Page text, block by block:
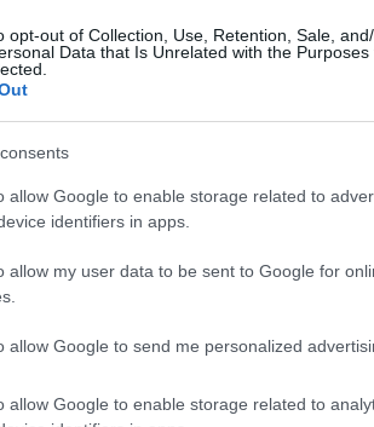
opt-out of Collection, Use, Retention, Sale,
Data that Is Unrelated with the Purposes
allow Google to enable storage related to
identifiers in apps.
allow my user data to be sent to Google for
allow Google to send me personalized
allow Google to enable storage related to
το μελανό σημείο της
αυστηρή προειδοποίηση προς τον
της Ταϊβάν ως
τους με τη φωτιά και το νερό,
χειρισμός του θέματος από την
σε μετωπική σύγκρουση.
την Κίνα ως τη
Ειρηνικού.
συμφώνησαν σε μια
τριετίας, ενώ ο Σι
θα συνεχίσει να ανοίγει για